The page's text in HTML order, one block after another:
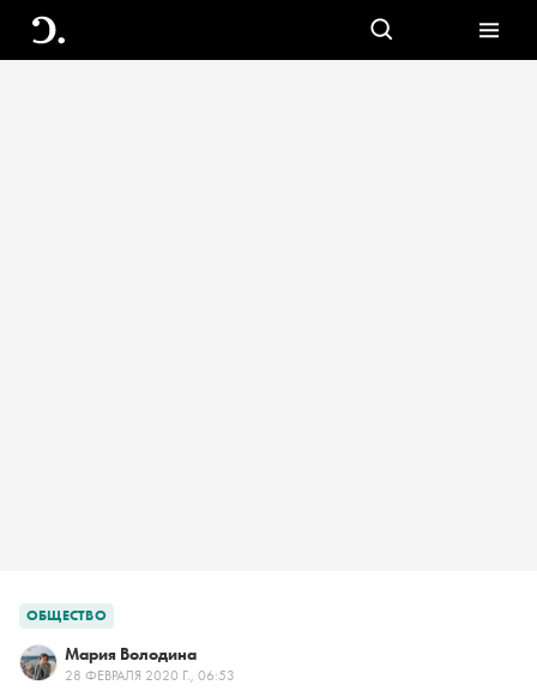
ОБЩЕСТВО
Мария Володина
28 ФЕВРАЛЯ 2020 Г., 06:53